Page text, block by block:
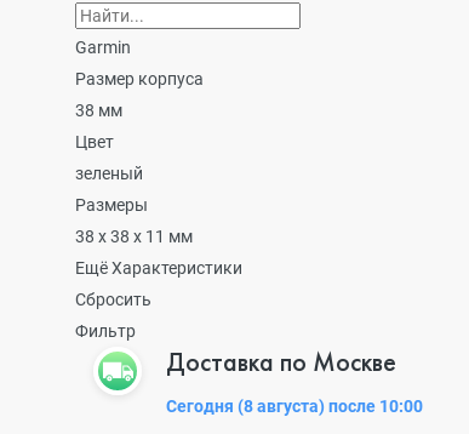
Garmin
Размер корпуса
38 мм
Цвет
зеленый
Размеры
38 x 38 x 11 мм
Ещё Характеристики
Сбросить
Фильтр
Доставка по Москве
Сегодня (8 августа) после 10:00